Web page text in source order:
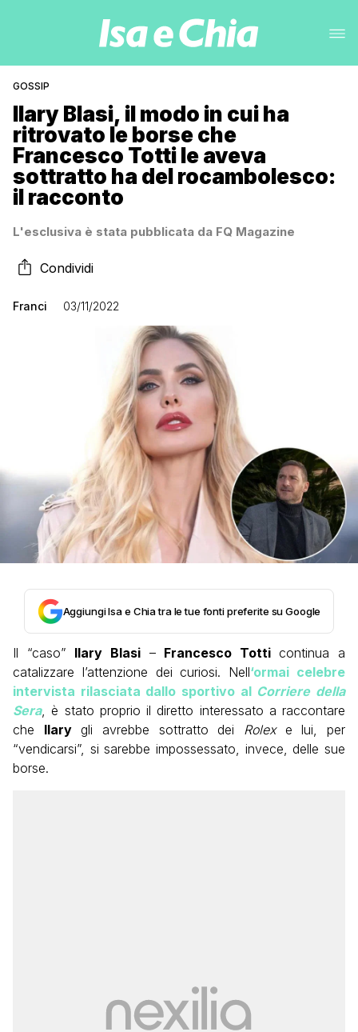
GOSSIP
Ilary Blasi, il modo in cui ha
ritrovato le borse che
Francesco Totti le aveva
sottratto ha del rocambolesco:
il racconto
L'esclusiva è stata pubblicata da FQ Magazine
Condividi
Franci 03/11/2022
Aggiungi Isa e Chia tra le tue fonti preferite su Google
Il “caso” Ilary Blasi– Francesco Totticontinua a
catalizzare l’attenzione dei curiosi. Nell‘ormai celebre
intervista rilasciata dallo sportivo al Corriere della
Sera, è stato proprio il diretto interessato a raccontare
che Ilarygli avrebbe sottratto dei Rolexe lui, per
“vendicarsi”, si sarebbe impossessato, invece, delle sue
borse.